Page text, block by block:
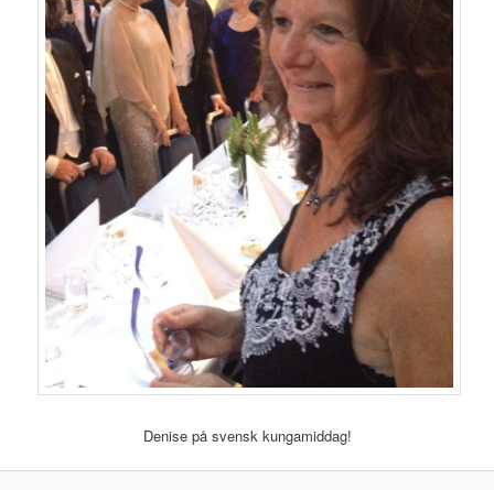
Denise på svensk kungamiddag!